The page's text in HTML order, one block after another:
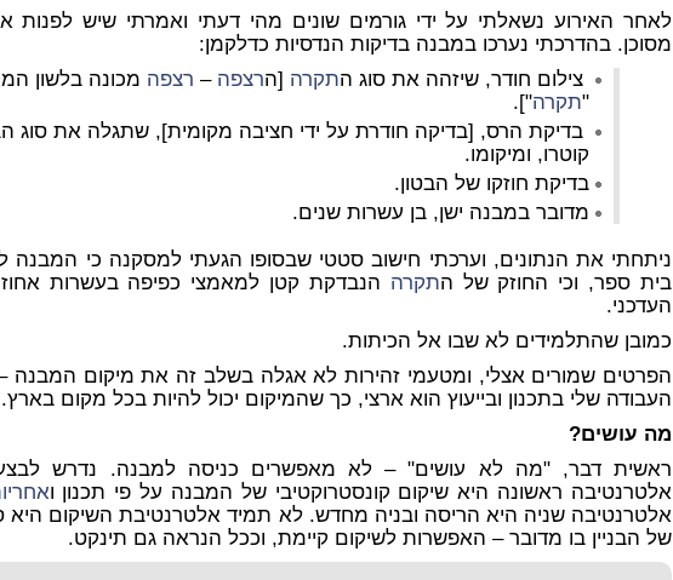
לאחר האירוע נשאלתי על ידי גורמים שונים מהי דעתי ואמרתי שיש
מסוכן. בהדרכתי נערכו במבנה בדיקות הנדסיות כדלקמן:
צילום חודר, שיזהה את סוג התקרה [הרצפה – רצפה מכונה בלשון
"תקרה"].
בדיקת הרס, [בדיקה חודרת על ידי חציבה מקומית], שתגלה את סוג
קוטרו, ומיקומו.
בדיקת חוזקו של הבטון.
מדובר במבנה ישן, בן עשרות שנים.
ניתחתי את הנתונים, וערכתי חישוב סטטי שבסופו הגעתי למסקנה כי המבנה
בית ספר, וכי החוזק של התקרה הנבדקת קטן למאמצי כפיפה בעשרות
העדכני.
כמובן שהתלמידים לא שבו אל הכיתות.
הפרטים שמורים אצלי, ומטעמי זהירות לא אגלה בשלב זה את מיקום המבנה –
העבודה שלי בתכנון ובייעוץ הוא ארצי, כך שהמיקום יכול להיות בכל מקום בארץ.
מה עושים?
ראשית דבר, "מה לא עושים" – לא מאפשרים כניסה למבנה. נדרש
אלטרנטיבה ראשונה היא שיקום קונסטרוקטיבי של המבנה על פי תכנון ו
אלטרנטיבה שניה היא הריסה ובניה מחדש. לא תמיד אלטרנטיבת השיקום
של הבניין בו מדובר – האפשרות לשיקום קיימת, וככל הנראה גם תינקט.